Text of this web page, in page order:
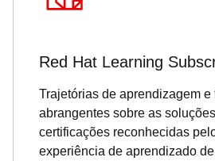
Red Hat Learning
Trajetórias de aprendizagem e
abrangentes sobre as
certificações reconhecidas
experiência de aprendizado